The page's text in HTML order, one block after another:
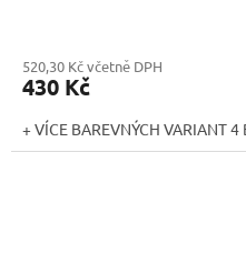
520,30 Kč včetně DPH
430 Kč
+ VÍCE BAREVNÝCH VARIANT 4